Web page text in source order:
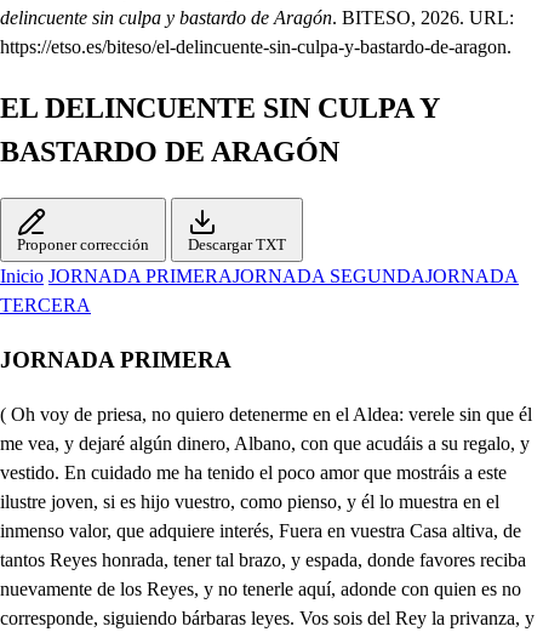
delincuente sin culpa y bastardo de Aragón. BITESO, 2026. URL:
https://etso.es/biteso/el-delincuente-sin-culpa-y-bastardo-de-aragon.
EL DELINCUENTE SIN CULPA Y
BASTARDO DE ARAGÓN
Proponer corrección Descargar TXT
Inicio JORNADA PRIMERAJORNADA SEGUNDAJORNADA
TERCERA
JORNADA PRIMERA
( Oh voy de priesa, no quiero detenerme en el Aldea: verele sin que él me vea, y dejaré algún dinero, Albano, con que acudáis a su regalo, y vestido. En cuidado me ha tenido el poco amor que mostráis a este ilustre joven, si es hijo vuestro, como pienso, y él lo muestra en el inmenso valor, que adquiere interés, Fuera en vuestra Casa altiva, de tantos Reyes honrada, tener tal brazo, y espada, donde favores reciba nuevamente de los Reyes, y no tenerle aquí, adonde con quien es no corresponde, siguiendo bárbaras leyes. Vos sois del Rey la privanza, y el gobierno de Aragón; pues quien puede::- . La ocasio mayores causas alcanza. Albano, qué imagináis? Enrique fuerte, y gallardo. (aunque mi hijo) es bastardo, y no quiero que entendáis, que por no tenerle amor, en la soledad le dejo, que es destas canas espejo, donde se mira el honor mío, y de mis ascendientes, que como él solo ha quedado, en él solo se han juntado los pasados, y presentes. Cuando en la divina Juana, que fue vida de mi vida, tuve esta prenda querida en su juventud lozana, estaba Doña María de Ulloa, mi muerta esposa, (la cual de mi recelosa, varios modos inquría para hallar el rapaz, ion Ora que hoy ha cumplido veinte años) turbando con mil engaños su niñez, y nuestra paz. Yo, pues, que con paternal amor, solo pretendí guardar su vida, escogí cuerdo medio al grave mal, y en esta apartada Aldea, como vos habéis sabido, que al fin su padre habéis sido, le he criado, hasta que sea ocasión de declararme, dedicándole al servicio de mi Rey, que algún oficio, para honrarle, y para honrarme, si a mis servicios atiende, en Palacio le dará. Y él presumo que honrará la sangre de quien desciende. No estudia? . Mucho cuidado tiene el Maestro con él; mas yo a la guerra cruel le siento más inclinado. Delante de él, como es justo, suele los libros tomar, y a su pesar estudiar, para no darle disgusto; pero si se aparta, luego dando de quien es señales, acuchilla a los zagales. Pues tiene espada? Va al fuego, y coge los asadores, o los bierros que alsí halla, y luego trava batalla con todos los Labradores. Y como en él tanto labra el valor, y la nobleza, a este rompe la cabeza, y a estoatro le descalabra: tanto, que ninguno ya quiere su conversación, sino es su amigo Lirón, un ignorante, que está muy metido en que ha de ser en la Ciudad su criado. No son estos? . A este lado te aparta, y podraslos ver, sin que te vean. . Ay, hijo, qué poco amor que te muestro! Vive Dios, que este Maestro es tan cansado, y prolijo, que no le puedo sufrir. Mira, Enrique, que ha venido tu padre, y esta escondido adonde te puede oír, trata del estudio solo, y hablemos recio. . Si haré: Gallardo Poeta fue Virgilio, merece él solo ceñir la sien de laurel por Príncipe de Poetas. Qué razones tan discretas! Si yo llegara a ser él, voto al Sol, que había de hacer mil cosas dignas de fama. Si quisiera alguna dama, la había de componer serecientas mil canciones, y a puro cancionearía, había de conquistarla, sin enseñarla doblones. De nadie dijera mal, porque tengo miedo en fin a ser Español pasquín tratando en materia igual. No alabara a los Señores, mas no los vituperara, que tengo sana la cara a pesar de sus rigores: que aunque no tienen costumbre de dar aunque los alaben, si los vituperan, saben dar muy gentil pesadumbre. Hiciera:: . Qué habías de hacer? Comedias con arte rara, aunque luego las silvara quien no las supo entender. Hiciera:: . Calla, y advierte en este libro segundo de las Eneidas. . Yo fundo mi poesía de esta suerte. Conticuaere homnes intentique hora tenebant. Constiuirás esto? . Yo sí, por lo que de ti he aprendido: vuelve a decirlo. . Hasle oído? Ay, Abano, ya le oí! Contiquare omnes intentique hora tenebant. Ese pares, o ese nones, que está junto al contiquaere, no sé lo que decir quiere. Qué ignorantes construcciones! Omnes, es todos. Tus modos me enseñan, si algo supiere, pues todos con contiquare, dirá estaban cueros todos. Bien, por mi vida. . Divino es mi ingenio. . No lo niego. Si a doscientos años llego he de salir gran Latino. Inde toto pater Eneas, sie orsus ab alto. Y esto qué quetrá decir? Pensarás tú que lo ignoro: que el padre de Enéas fue toro, tan valiente, que a reñir salió con un oso. . Bien sabes guardarle el decoto: al fin su padre fue toto? Pues no hay ahora también quién le imite? . Necio en fin. Dame tú, que claramente les salieran en la frente los largos de Medellín, y vieras, aunque decoros quieras guardar a sus madres, si más de cuarenta padres, aunque mansos, no eran toros. Villano al fin enefecto, de malicias lleno. . Advierte, que murmuro de esta suerte para parecer discreto. No se va mi padre? . No. Ya la lección me da enfado. Qué habrá a tu padre obligado a no verte? . Qué sé yo: poco amor que me tendrá. Vamos, Albano, que quiero partirme luego. . Yo infiero, que poco gusto te da el verle. . Notable error! Tanto gusto he recibido, que he estado, Albano, impelido de los impulsos de amor para llegar a abrazarle; pero aunque este rigor sea, importa que hoy no me vea, ni vos renéis que avisarle que he estado aquí. Así lo haré. Este bosillo tomad, y de su salud cuidad. Mi amor conocéis, y fe: y vuestra gente? . Esperando media legua de aquí está: Venga el caballo, que ya hierro, y espuma tascando, dará a mi descuido culpa. Adiós, hijo, que mi amor, de este presente rigor os dará después disculpa. Los libros puedes dejar, que ya tu padre se ha ido. Cómo? Qué no he merecido que me llégase a hablar? Sin duda que va de priesa. Ni le culpo, ni me aflijo, mas con un padre, y un hijo no es buena disculpa aquesa. Nuestro amo, que le ha hablado, nos dirá que le obligó. Sin haberle hablado yo, diré lo que le ha obligado: Mas no importa, libros fuera, vengan, Lirón las espadas. Qué espadas? las dos tiznadas que hurcaste de la espetera? Veslas aquí. . Aquestas son: diga su noble ejercicio, las que sabrán dar indicio de mi noble corazón. Toscas son, pero el valor es el que hace buena espada. Aquesta fue la colada del bravo Cid Campeador. Famoso nombre la pones: Y aquesa? . El color la abona, Dirás que fue la tizona? Sí, que ha andado entre tizones, Ponte recto aprenderas una famosa lección. En habiendo coscorrón la suelto con Barrabás. Muy bienre has puesto, Lirón, con el más diestro te igualo. Mira que no tires palo, que es mala la guarnición. Repara este golpe. . Así? Bien, por mi vida. Soy fuerte. Y este agota. De esa suerte repárete el gran Sosí, que son tus brazos peñascos. Resiste como Español este golpe. Voto al Sol, que me has rompido los cascos. Si no te defiendes tú. A los golpes de esta espada de asador, necha colada, defiéndase Bercebú. Y vos rambién adverrid, si el sentimiento me abona, que sois muy mala rizona, y yo muy bellaco Cid; y así serán justas leves, espada de fama indina, que os vais a vuestra cocina, y yo me vaya a mis bueyes. No quiero ser más Soldado, pues cuando serlo prerendo, y a la tizona defiendo, vengo a salir más tiznado. Un hombre llora? Si a un hombre le rompen media cabeza, no ha de llorar? . Es flaqueza. Y merece bien el nombre; mas sea flaqueza, o no, buscad quien menos ignore, y aunque le matéis, no llore. Clotis al valle salió con Jacinta. . No digáis que lloré, si sois servido, que estoy de amor atordido por Jacinta. . No os riudáis, pecho altivo, y generoso, a una liviana hermosura. Quiero por esta espesura de estos sauces, sirio unbroso, entrar, para no obligarme a hablarla. . Dónde vas? Lirón, aquí aguardarás, no tienes que preguntarme. Ya te entiendo, por no ver a Cloris te vas. . Bien dices: cuantos actos infelices un hombre puede temer, de todos la primer causa es la mujer; y así quiero ser yo, Lirón, el primero, que conociendo quien causa al hombre varias ruinas, sepa esta causa huir. Ninguna me ha de rendir, si tiene partes divinas mas que Venus: mi opinión ha de pasar adelante, y ningún hombre se espante, si nace de inclinación: las mujeres aborrezco, y la libertad estimo, locos amores reprimo, valor, y fama apetezco. Pues qué importa todo aqueso, para hablar a una villana, que es de estas selvas Diana? Obligarme algún exceso, donde después, cuando quiera, no me pueda d él librar: no sabes lo que es hablar? Hablar es la acción primera, donde uno llega a perder la libertad, el sentido. Quien cuerdo hubiere nacido, y libre quisiere ser, nunca salga a desafío en palestras de hermosura. Dó al diablo tanta cordura: Mas dí, un hombre de tu brío, y tu talle, qué ha de hacer sin mujeres? . No te asombre: ser hombre, porque no es hombre quien se rinde a una mujer. En fin, que nunca querrás a mujer ninguna? . No, que en mí mismo, sino es yo, no ha de mandar nadie más. Pues oye. . Una necedad oiré por lo menos. . Sí, que al fin villano nací, y no cursé la Ciudad; mas si Dios vida me da, y de peligros me escapa, mas de una vez de la capa te he tirar. . Bien está. Yo sé que ha de haber mujer que tiene de sujetarte, y la inclinación quitarte. Un impos bleha de ser: mas quédate, que a la fuente llega Cloris. Qué ocasión! Quien fuera aquí un Salomón para hablarlas libremente! Por el bosque se metió. Por no verme a mi sería. Soprame vos, Musa mía, ya que amor me enquillotró. Por qué tu dueño se fue, Lirón, sin quererme hablar? Si es que me habéis de soprar, el sermón comenzaré. Jacinta de mis entrañas, Zagaleja más hermosa que el Sol en Invierno frío, y en el Verano la sombra, dos Médicos son tus ojos, (oh Musa, qué bien me sopras!) porque matan con licencia a la más libre persona. Responde a lo que te digo. Tus mejillas, amapolas me parecen, cuando al prado las esmeraldas sonrojan. Tus labios son dos crabeles, y no les falta una hoja, pues cuando falta, les das otra de color más propia. Tus cejas son::: Qué sé yo! Esta mi Musa está gorda, pues no ha dicho cosa alguna de provecho en tanta copra. Adónde Enrique se fue? Tus carrillos son ventosas sajadas, que entre la nieve la purpúrea sangre asoma. Tus cabellos son de perlas, y de finísimo aljófar, porque hay muchas perlas vivas que entre sus hebras se entoscan. Tus orejas son